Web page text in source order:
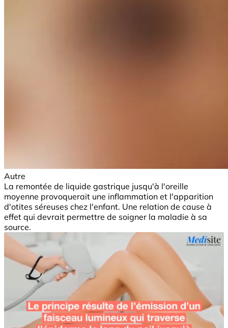
Autre
La remontée de liquide gastrique jusqu'à l'oreille
moyenne provoquerait une inflammation et l'apparition
d'otites séreuses chez l'enfant. Une relation de cause à
effet qui devrait permettre de soigner la maladie à sa
source.